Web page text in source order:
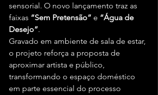
sensorial. O novo lançamento traz as
faixas “Sem Pretensão” e “Água de
Desejo”.
Gravado em ambiente de sala de estar,
o projeto reforça a proposta de
aproximar artista e público,
transformando o espaço doméstico
em parte essencial do processo